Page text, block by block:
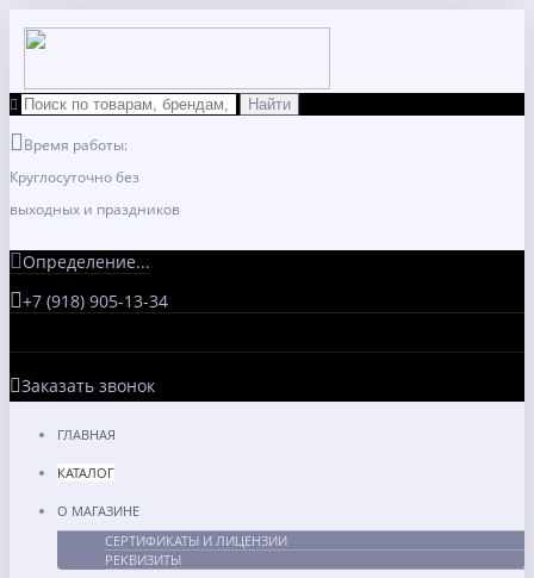
Время работы:
Круглосуточно без
выходных и праздников
Определение...
+7 (918) 905-13-34
Заказать звонок
ГЛАВНАЯ
КАТАЛОГ
О МАГАЗИНЕ
СЕРТИФИКАТЫ И ЛИЦЕНЗИИ
РЕКВИЗИТЫ